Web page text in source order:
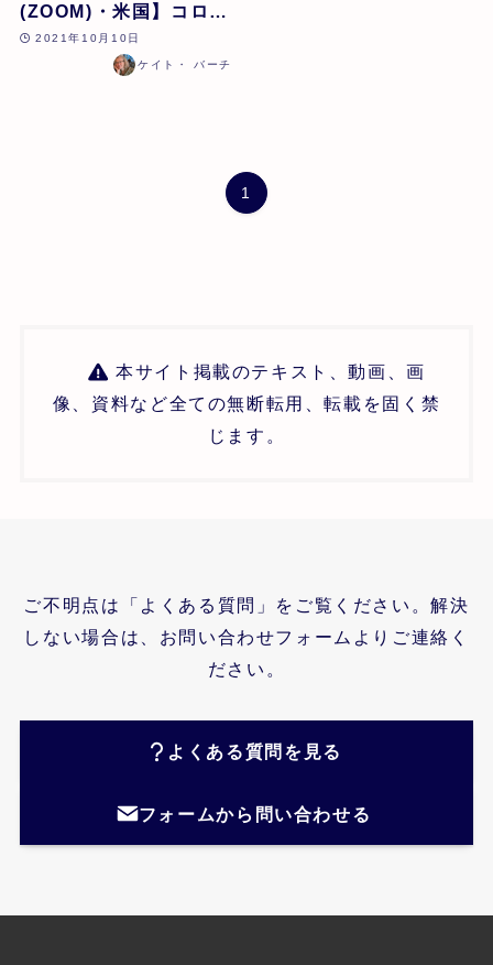
(ZOOM)・米国】コロナ
ウイルス・ノソーズにお
けるホメオパシー研究:
2021年10月10日
ケイト・ バーチ
1
本サイト掲載のテキスト、動画、画
像、資料など全ての無断転用、転載を固く禁
じます。
ご不明点は「よくある質問」をご覧ください。解決
しない場合は、お問い合わせフォームよりご連絡く
ださい。
よくある質問を見る
フォームから問い合わせる